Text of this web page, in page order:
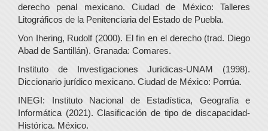
derecho penal mexicano. Ciudad de México: Talleres
Litográficos de la Penitenciaria del Estado de Puebla.
Von Ihering, Rudolf (2000). El fin en el derecho (trad. Diego
Abad de Santillán). Granada: Comares.
Instituto de Investigaciones Jurídicas-UNAM (1998).
Diccionario jurídico mexicano. Ciudad de México: Porrúa.
INEGI: Instituto Nacional de Estadística, Geografía e
Informática (2021). Clasificación de tipo de discapacidad-
Histórica. México.